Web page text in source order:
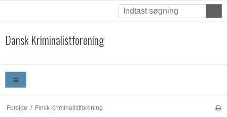
Dansk Kriminalistforening
Forside / Finsk Kriminalistforening